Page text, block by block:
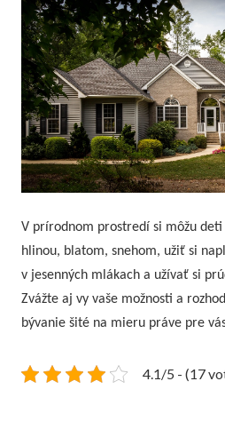
V prírodnom prostredí si môžu deti
hlinou, blatom, snehom, užiť si
v jesenných mlákach a užívať si
Zvážte aj vy vaše možnosti a
bývanie šité na mieru práve pre
4.1/5 - (17